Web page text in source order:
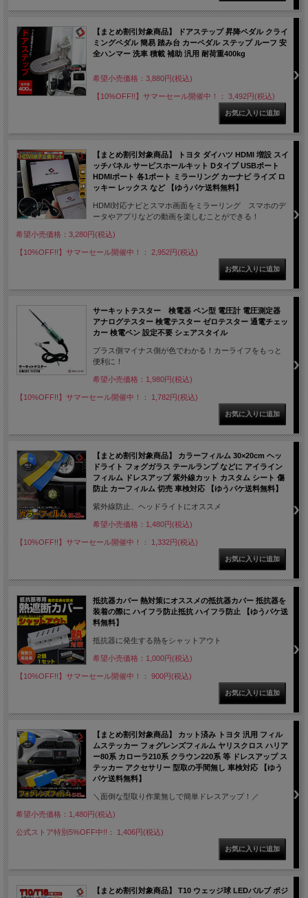
【まとめ割引対象商品】 ドアステップ 昇降ペダル クライ
ミングペダル 簡易 踏み台 カーペダル ステップ ルーフ 安
全ハンマー 洗車 積載 補助 汎用 耐荷重400kg
希望小売価格：3,880円(税込)
【10%OFF!!】サマーセール開催中！： 3,492円(税込)
【まとめ割引対象商品】 トヨタ ダイハツ HDMI 増設 スイ
ッチパネル サービスホールキット Dタイプ USBポート
HDMIポート 各1ポート ミラーリング カーナビ ライズ ロ
ッキー レックス など 【ゆうパケ送料無料】
HDMI対応ナビとスマホ画面をミラーリング スマホのデ
ータやアプリなどの動画を楽しむことができる！
希望小売価格：3,280円(税込)
【10%OFF!!】サマーセール開催中！： 2,952円(税込)
サーキットテスター 検電器 ペン型 電圧計 電圧測定器
アナログテスター 検電テスター ゼロテスター 通電チェッ
カー 検電ペン 設定不要 シェアスタイル
プラス側マイナス側が色でわかる！カーライフをもっと
便利に！
希望小売価格：1,980円(税込)
【10%OFF!!】サマーセール開催中！： 1,782円(税込)
【まとめ割引対象商品】 カラーフィルム 30×20cm ヘッ
ドライト フォグガラス テールランプ などに アイライン
フィルム ドレスアップ 紫外線カット カスタム シート 傷
防止 カーフィルム 切売 車検対応 【ゆうパケ送料無料】
紫外線防止、ヘッドライトにオススメ
希望小売価格：1,480円(税込)
【10%OFF!!】サマーセール開催中！： 1,332円(税込)
抵抗器カバー 熱対策にオススメの抵抗器カバー 抵抗器を
装着の際に ハイフラ防止抵抗 ハイフラ防止 【ゆうパケ送
料無料】
抵抗器に発生する熱をシャットアウト
希望小売価格：1,000円(税込)
【10%OFF!!】サマーセール開催中！： 900円(税込)
【まとめ割引対象商品】 カット済み トヨタ 汎用 フィル
ムステッカー フォグレンズフィルム ヤリスクロス ハリア
ー80系 カローラ210系 クラウン220系 等 ドレスアップ ス
テッカー アクセサリー 型取の手間無し 車検対応 【ゆう
パケ送料無料】
＼面倒な型取り作業無しで簡単ドレスアップ！／
希望小売価格：1,480円(税込)
公式ストア特別5%OFF中!!： 1,406円(税込)
【まとめ割引対象商品】 T10 ウェッジ球 LEDバルブ ポジ